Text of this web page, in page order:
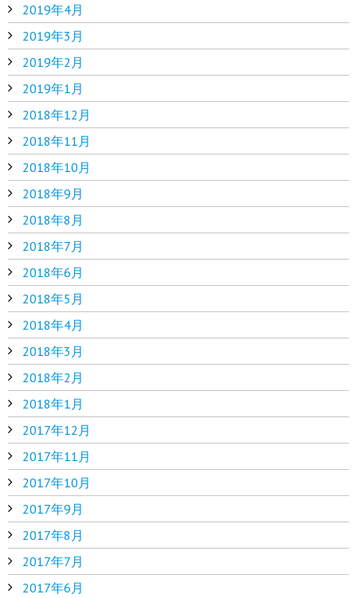
2019年4月
2019年3月
2019年2月
2019年1月
2018年12月
2018年11月
2018年10月
2018年9月
2018年8月
2018年7月
2018年6月
2018年5月
2018年4月
2018年3月
2018年2月
2018年1月
2017年12月
2017年11月
2017年10月
2017年9月
2017年8月
2017年7月
2017年6月